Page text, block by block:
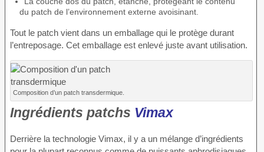
du patch de l’environnement externe avoisinant.
Tout le patch vient dans un emballage qui le protège durant
l’entreposage. Cet emballage est enlevé juste avant utilisation.
Composition d’un patch transdermique.
Ingrédients patchs Vimax
Derrière la technologie Vimax, il y a un mélange d’ingrédients